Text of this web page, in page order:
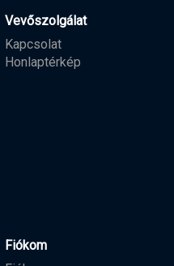
Vevőszolgálat
Kapcsolat
Honlaptérkép
Fiókom